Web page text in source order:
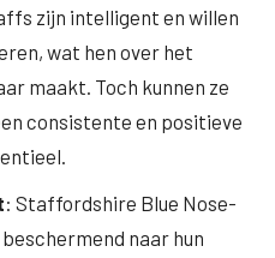
zijn intelligent en willen
wat hen over het
maakt. Toch kunnen ze
consistente en positieve
: Staffordshire Blue Nose-
naar hun